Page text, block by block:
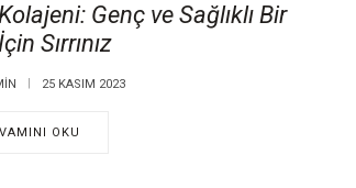
Genç ve Sağlıklı Bir
Sırrınız
25 KASIM 2023
OKU